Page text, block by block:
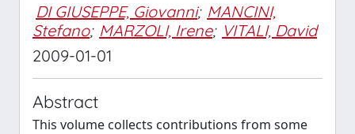
DI GIUSEPPE, Giovanni; MANCINI,
Stefano; MARZOLI, Irene; VITALI, David
2009-01-01
Abstract
This volume collects contributions from some